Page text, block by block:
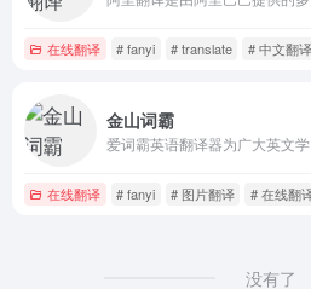
在线翻译 # fanyi # translate # 中文翻译
金山词霸
在线翻译 # fanyi # 图片翻译 # 在线翻
没有了